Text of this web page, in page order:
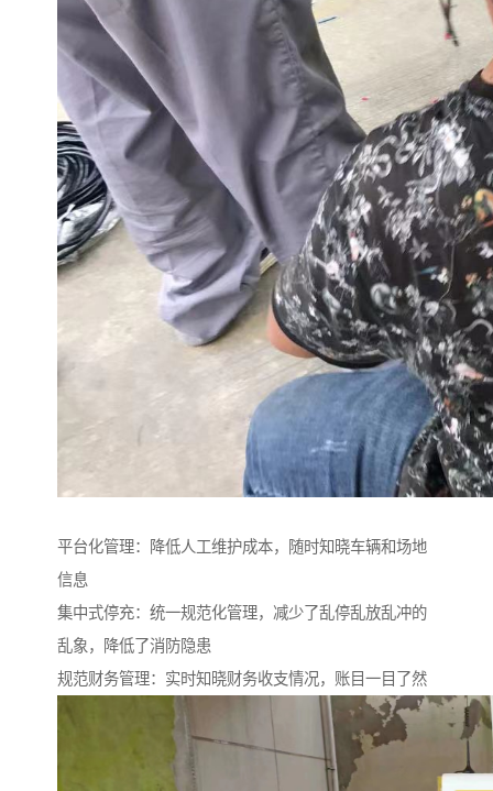
平台化管理：降低人工维护成本，随时知晓车辆和场地
信息
集中式停充：统一规范化管理，减少了乱停乱放乱冲的
乱象，降低了消防隐患
规范财务管理：实时知晓财务收支情况，账目一目了然